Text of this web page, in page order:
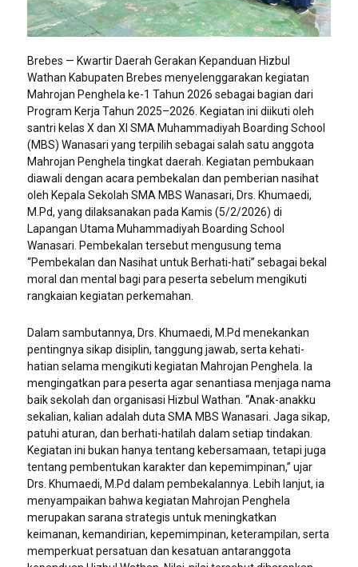
Brebes — Kwartir Daerah Gerakan Kepanduan Hizbul
Wathan Kabupaten Brebes menyelenggarakan kegiatan
Mahrojan Penghela ke-1 Tahun 2026 sebagai bagian dari
Program Kerja Tahun 2025–2026. Kegiatan ini diikuti oleh
santri kelas X dan XI SMA Muhammadiyah Boarding School
(MBS) Wanasari yang terpilih sebagai salah satu anggota
Mahrojan Penghela tingkat daerah. Kegiatan pembukaan
diawali dengan acara pembekalan dan pemberian nasihat
oleh Kepala Sekolah SMA MBS Wanasari, Drs. Khumaedi,
M.Pd, yang dilaksanakan pada Kamis (5/2/2026) di
Lapangan Utama Muhammadiyah Boarding School
Wanasari. Pembekalan tersebut mengusung tema
“Pembekalan dan Nasihat untuk Berhati-hati” sebagai bekal
moral dan mental bagi para peserta sebelum mengikuti
rangkaian kegiatan perkemahan.
Dalam sambutannya, Drs. Khumaedi, M.Pd menekankan
pentingnya sikap disiplin, tanggung jawab, serta kehati-
hatian selama mengikuti kegiatan Mahrojan Penghela. Ia
mengingatkan para peserta agar senantiasa menjaga nama
baik sekolah dan organisasi Hizbul Wathan. “Anak-anakku
sekalian, kalian adalah duta SMA MBS Wanasari. Jaga sikap,
patuhi aturan, dan berhati-hatilah dalam setiap tindakan.
Kegiatan ini bukan hanya tentang kebersamaan, tetapi juga
tentang pembentukan karakter dan kepemimpinan,” ujar
Drs. Khumaedi, M.Pd dalam pembekalannya. Lebih lanjut, ia
menyampaikan bahwa kegiatan Mahrojan Penghela
merupakan sarana strategis untuk meningkatkan
keimanan, kemandirian, kepemimpinan, keterampilan, serta
memperkuat persatuan dan kesatuan antaranggota